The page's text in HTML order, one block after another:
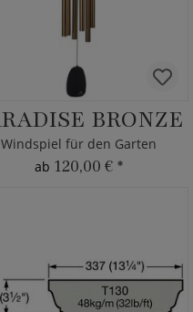
BRONZE
Windspiel für den Garten
ab 120,00 € *